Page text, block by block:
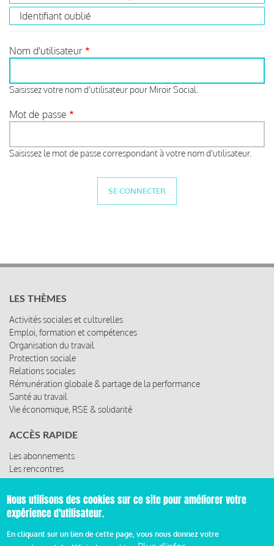
Identifiant oublié
Nom d'utilisateur
Saisissez votre nom d'utilisateur pour Miroir Social.
Mot de passe
Saisissez le mot de passe correspondant à votre nom d'utilisateur.
LES THÈMES
Activités sociales et culturelles
Emploi, formation et compétences
Organisation du travail
Protection sociale
Relations sociales
Rémunération globale & partage de la performance
Santé au travail
Vie économique, RSE & solidarité
ACCÈS RAPIDE
Les abonnements
Les rencontres
Les ressources
© 2019 Miroir Social - Réalisé parCafffeine
Nous utilisons des cookies sur ce site pour améliorer votre
expérience d'utilisateur.
En cliquant sur un lien de cette page, vous nous donnez votre